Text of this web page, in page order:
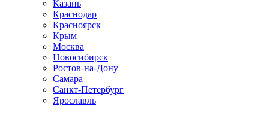
Казань
Краснодар
Красноярск
Крым
Москва
Новосибирск
Ростов-на-Дону
Самара
Санкт-Петербург
Ярославль